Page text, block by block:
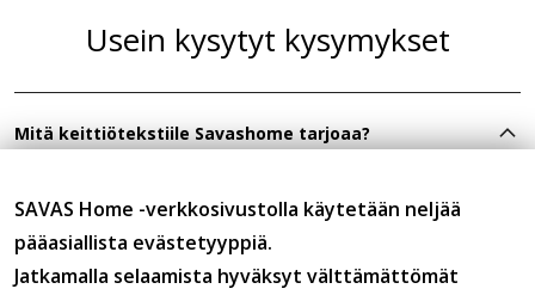
Usein kysytyt kysymykset
Mitä keittiötekstiile Savashome tarjoaa?
patakintaita ja esiliinoja — käytännöllisiä tekstiilejä
päivittäiseen käyttöön keittiössä.
SAVAS Home -verkkosivustolla käytetään neljää
pääasiallista evästetyyppiä.
Jatkamalla selaamista hyväksyt välttämättömät